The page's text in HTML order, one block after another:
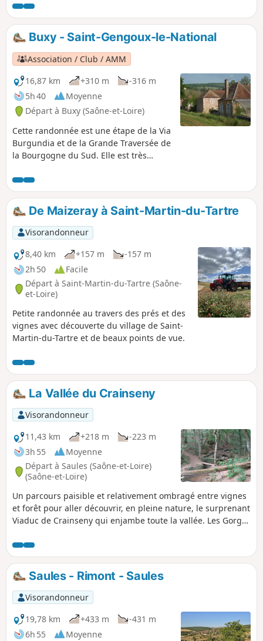
de découvrir un petit château en un lieu improbable.
Buxy - Saint-Gengoux-le-National
Association / Club / AMM
16,87 km
+310 m
-316 m
5h 40
Moyenne
Départ à Buxy (Saône-et-Loire)
Cette randonnée est une étape de la Via
Burgundia et de la Grande Traversée de
la Bourgogne du Sud. Elle est très
en retrait des vignes ou bien en leur
sein. Le patrimoine à découvrir est
important que ce soit à Buxy ou à Saint-
Gengoux-le-National, mais aussi
châteaux ou belles maisons que l'on
trouve un peu partout tout au long de la
journée.
De Maizeray à Saint-Martin-du-Tartre
Visorandonneur
8,40 km
+157 m
-157 m
2h 50
Facile
Départ à Saint-Martin-du-Tartre (Saône-
et-Loire)
Petite randonnée au travers des prés et des
vignes avec découverte du village de Saint-
Martin-du-Tartre et de beaux points de vue.
La Vallée du Crainseny
Visorandonneur
11,43 km
+218 m
-223 m
3h 55
Moyenne
Départ à Saules (Saône-et-Loire)
(Saône-et-Loire)
Un parcours paisible et relativement ombragé entre vignes
et forêt pour aller découvrir, en pleine nature, le surprenant
Viaduc de Crainseny qui enjambe toute la vallée. Les Gorges
plein de charme sans pour autant donner le vertige.
Saules - Rimont - Saules
Visorandonneur
19,78 km
+433 m
-431 m
6h 55
Moyenne